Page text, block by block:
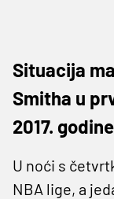
Situacija
Smitha u
2017.
U noći s
NBA lige, a